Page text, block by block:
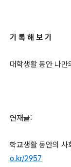
기 록 해 보 기
대학생활 동안 나
연재글:
학교생활 동안의 사
o.kr/2957